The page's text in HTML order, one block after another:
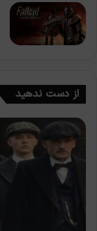
از دست ندهید